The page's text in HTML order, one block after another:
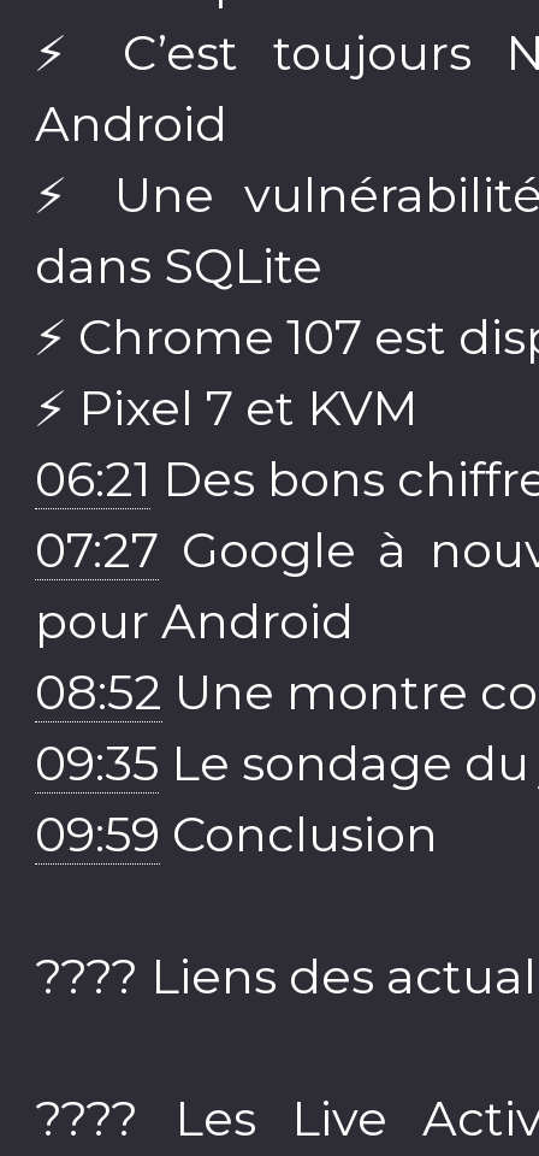
⚡️ C’est toujours
Android
⚡️ Une
dans SQLite
⚡️ Chrome 107 est
⚡️ Pixel 7 et KVM
06:21 Des bons
07:27 Google à
pour Android
08:52 Une montre
09:35 Le sondage
09:59 Conclusion
???? Liens des
???? Les Live